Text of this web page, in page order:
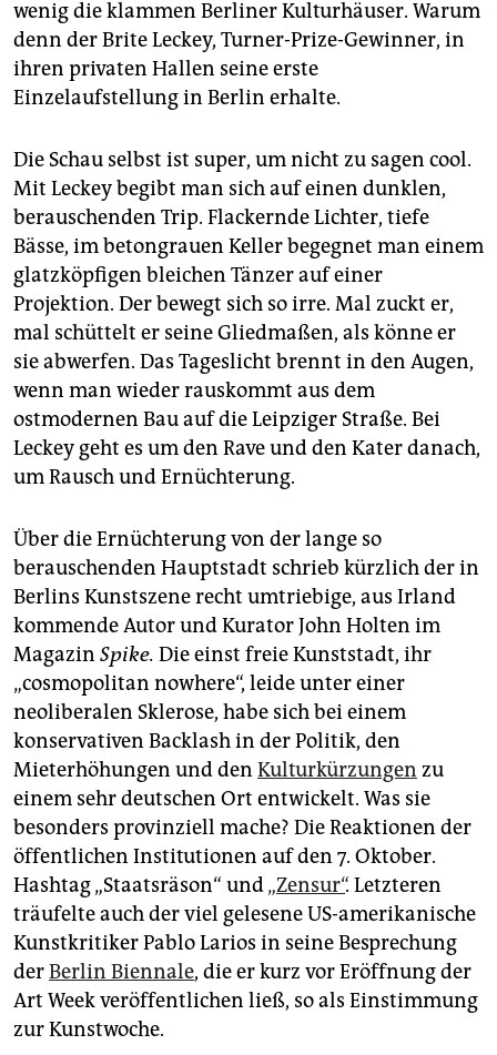
wenig die klammen Berliner Kulturhäuser. Warum
denn der Brite Leckey, Turner-Prize-Gewinner, in
ihren privaten Hallen seine erste
Einzelaufstellung in Berlin erhalte.
Die Schau selbst ist super, um nicht zu sagen cool.
Mit Leckey begibt man sich auf einen dunklen,
berauschenden Trip. Flackernde Lichter, tiefe
Bässe, im betongrauen Keller begegnet man einem
glatzköpfigen bleichen Tänzer auf einer
Projektion. Der bewegt sich so irre. Mal zuckt er,
mal schüttelt er seine Gliedmaßen, als könne er
sie abwerfen. Das Tageslicht brennt in den Augen,
wenn man wieder rauskommt aus dem
ostmodernen Bau auf die Leipziger Straße. Bei
Leckey geht es um den Rave und den Kater danach,
um Rausch und Ernüchterung.
Über die Ernüchterung von der lange so
berauschenden Hauptstadt schrieb kürzlich der in
Berlins Kunstszene recht umtriebige, aus Irland
kommende Autor und Kurator John Holten im
Magazin Spike. Die einst freie Kunststadt, ihr
„cosmopolitan nowhere“, leide unter einer
neoliberalen Sklerose, habe sich bei einem
konservativen Backlash in der Politik, den
Mieterhöhungen und den Kulturkürzungen zu
einem sehr deutschen Ort entwickelt. Was sie
besonders provinziell mache? Die Reaktionen der
öffentlichen Institutionen auf den 7. Oktober.
Hashtag „Staatsräson“ und„Zensur“. Letzteren
träufelte auch der viel gelesene US-amerikanische
Kunstkritiker Pablo Larios in seine Besprechung
derBerlin Biennale, die er kurz vor Eröffnung der
Art Week veröffentlichen ließ, so als Einstimmung
zur Kunstwoche.